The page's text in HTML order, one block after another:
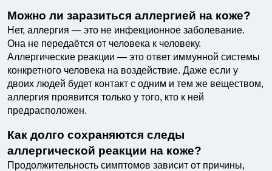
Можно ли заразиться аллергией на коже?
Нет, аллергия — это не инфекционное заболевание.
Она не передаётся от человека к человеку.
Аллергические реакции — это ответ иммунной системы
конкретного человека на воздействие. Даже если у
двоих людей будет контакт с одним и тем же веществом,
аллергия проявится только у того, кто к ней
предрасположен.
Как долго сохраняются следы
аллергической реакции на коже?
Продолжительность симптомов зависит от причины,